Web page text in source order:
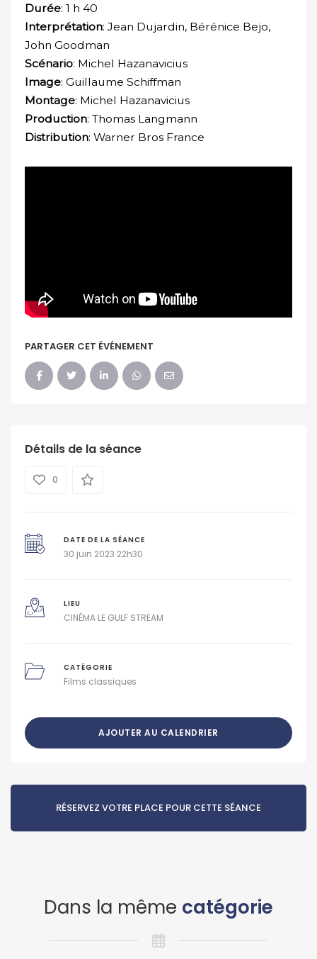
Durée: 1 h 40
Interprétation: Jean Dujardin, Bérénice Bejo,
John Goodman
Scénario: Michel Hazanavicius
Image: Guillaume Schiffman
Montage: Michel Hazanavicius
Production: Thomas Langmann
Distribution: Warner Bros France
PARTAGER CET ÉVÉNEMENT
Détails de la séance
0
DATE DE LA SÉANCE
30 juin 2023 22h30
LIEU
CINÉMA LE GULF STREAM
CATÉGORIE
Films classiques
AJOUTER AU CALENDRIER
RÉSERVEZ VOTRE PLACE POUR CETTE SÉANCE
Dans la même catégorie